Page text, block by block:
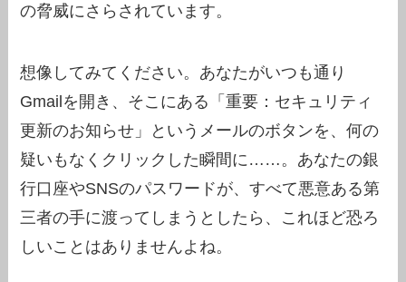
の脅威にさらされています。
想像してみてください。あなたがいつも通り
Gmailを開き、そこにある「重要：セキュリティ
更新のお知らせ」というメールのボタンを、何の
疑いもなくクリックした瞬間に……。あなたの銀
行口座やSNSのパスワードが、すべて悪意ある第
三者の手に渡ってしまうとしたら、これほど恐ろ
しいことはありませんよね。